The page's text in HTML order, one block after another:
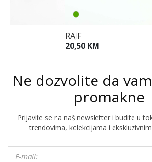
RAJF
20,50 KM
Ne dozvolite da
promakne
Prijavite se na naš newsletter i budite u
trendovima, kolekcijama i